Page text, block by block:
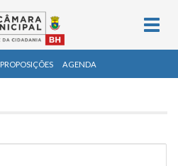
PROPOSIÇÕES AGENDA